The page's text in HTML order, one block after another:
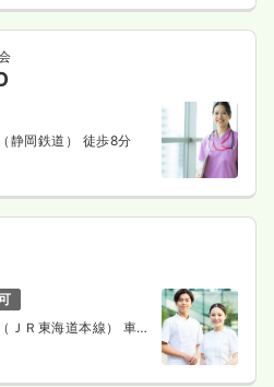
静岡鉄道） 徒歩8分
ＪＲ東海道本線） 車